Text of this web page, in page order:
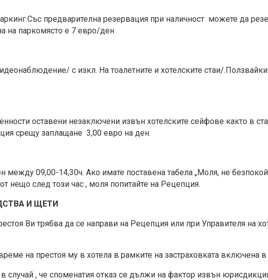
предварителна резервация при наличност можете да
на паркомясто е 7 евро/ден
с изкл. На тоалетните и хотелските стаи/.Ползвайки
оставени незаключени извън хотелските сейфове както в
срещу заплащане 3,00 евро на ден.
между 09,00-14,30ч. Ако имате поставена табела „Моля, не
нещо след този час , моля попитайте на Рецепция.
И ЩЕТИ
Ви трябва да се направи на Рецепция или при Управителя на
на престоя му в хотела в рамките на застраховката включена
случай , че споменатия отказ се дължи на фактор извън